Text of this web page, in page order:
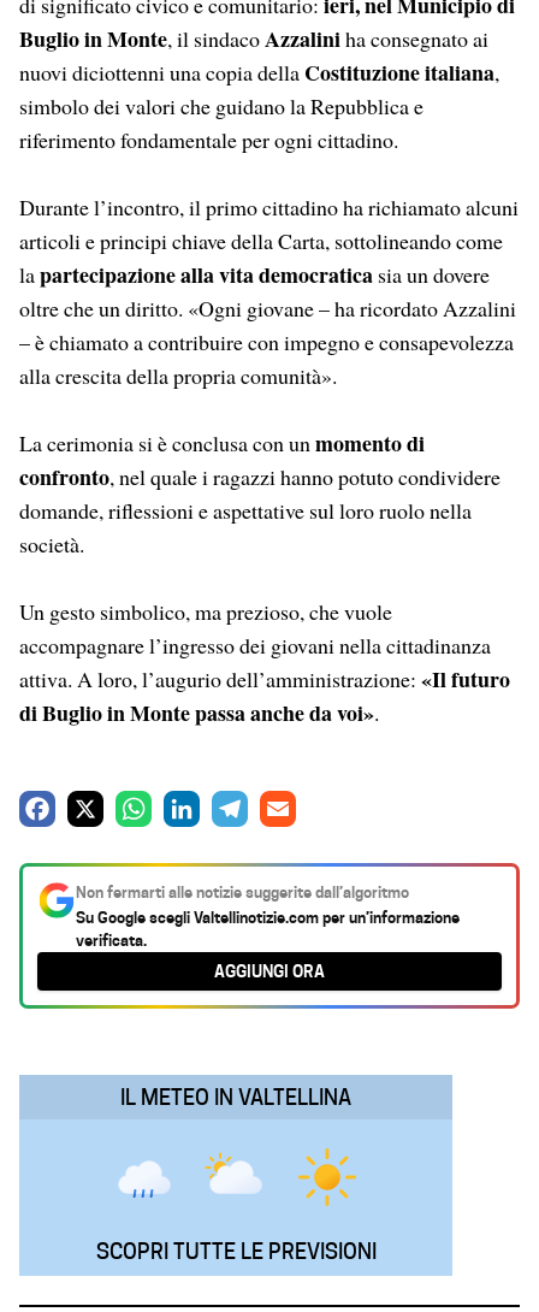
Buglio in Monte, il sindacoAzzaliniha consegnato ai
nuovi diciottenni una copia della Costituzione italiana,
simbolo dei valori che guidano la Repubblica e
riferimento fondamentale per ogni cittadino.
Durante l’incontro, il primo cittadino ha richiamato alcuni
articoli e principi chiave della Carta, sottolineando come
lapartecipazione alla vita democratica sia un dovere
oltre che un diritto. «Ogni giovane – ha ricordato Azzalini
– è chiamato a contribuire con impegno e consapevolezza
alla crescita della propria comunità».
La cerimonia si è conclusa con unmomento di
confronto, nel quale i ragazzi hanno potuto condividere
domande, riflessioni e aspettative sul loro ruolo nella
società.
Un gesto simbolico, ma prezioso, che vuole
accompagnare l’ingresso dei giovani nella cittadinanza
attiva. A loro, l’augurio dell’amministrazione: «Il futuro
di Buglio in Monte passa anche da voi».
c
e
b
o
t
s
A
k
e
d
e
g
r
a
i
l
Non fermarti alle notizie suggerite dall’algoritmo
Su Google scegliValtellinotizie.comper un’informazione
verificata.
AGGIUNGI ORA
IL METEO IN VALTELLINA
SCOPRI TUTTE LE PREVISIONI